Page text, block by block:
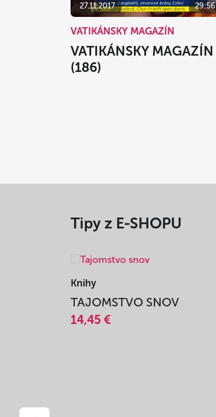
27.11.2017 29:56
VATIKÁNSKY MAGAZÍN
VATIKÁNSKY MAGAZÍN
(186)
Tipy z E-SHOPU
Knihy
TAJOMSTVO SNOV
14,45 €